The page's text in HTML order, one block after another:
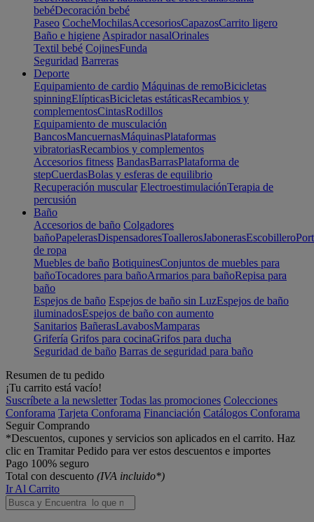
bebéDecoración bebé
Paseo CocheMochilasAccesoriosCapazosCarrito ligero
Baño e higiene Aspirador nasalOrinales
Textil bebé CojinesFunda
Seguridad Barreras
Deporte
Equipamiento de cardio Máquinas de remoBicicletas
spinningElípticasBicicletas estáticasRecambios y
complementosCintasRodillos
Equipamiento de musculación
BancosMancuernasMáquinasPlataformas
vibratoriasRecambios y complementos
Accesorios fitness BandasBarrasPlataforma de
stepCuerdasBolas y esferas de equilibrio
Recuperación muscular ElectroestimulaciónTerapia de
percusión
Baño
Accesorios de baño Colgadores
bañoPapelerasDispensadoresToallerosJabonerasEscobillero
de ropa
Muebles de baño BotiquinesConjuntos de muebles para
bañoTocadores para bañoArmarios para bañoRepisa para
baño
Espejos de baño Espejos de baño sin LuzEspejos de baño
iluminadosEspejos de baño con aumento
Sanitarios BañerasLavabosMamparas
Grifería Grifos para cocinaGrifos para ducha
Seguridad de baño Barras de seguridad para baño
Resumen de tu pedido
¡Tu carrito está vacío!
Suscríbete a la newsletter Todas las promociones Colecciones
Conforama Tarjeta Conforama Financiación Catálogos Conforama
Seguir Comprando
*Descuentos, cupones y servicios son aplicados en el carrito. Haz
clic en Tramitar Pedido para ver estos descuentos e importes
Pago 100% seguro
Total con descuento (IVA incluido*)
Ir Al Carrito